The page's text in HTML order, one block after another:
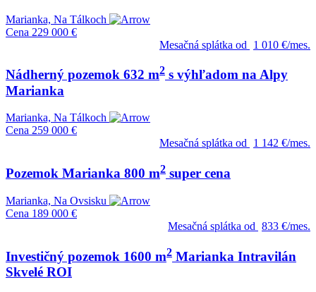
Marianka, Na Tálkoch
Cena 229 000 €
Mesačná splátka od
1 010 €/mes.
Nádherný pozemok 632 m2 s výhľadom na Alpy
Marianka
Marianka, Na Tálkoch
Cena 259 000 €
Mesačná splátka od
1 142 €/mes.
Pozemok Marianka 800 m2 super cena
Marianka, Na Ovsisku
Cena 189 000 €
Mesačná splátka od 833 €/mes.
Investičný pozemok 1600 m2 Marianka Intravilán
Skvelé ROI